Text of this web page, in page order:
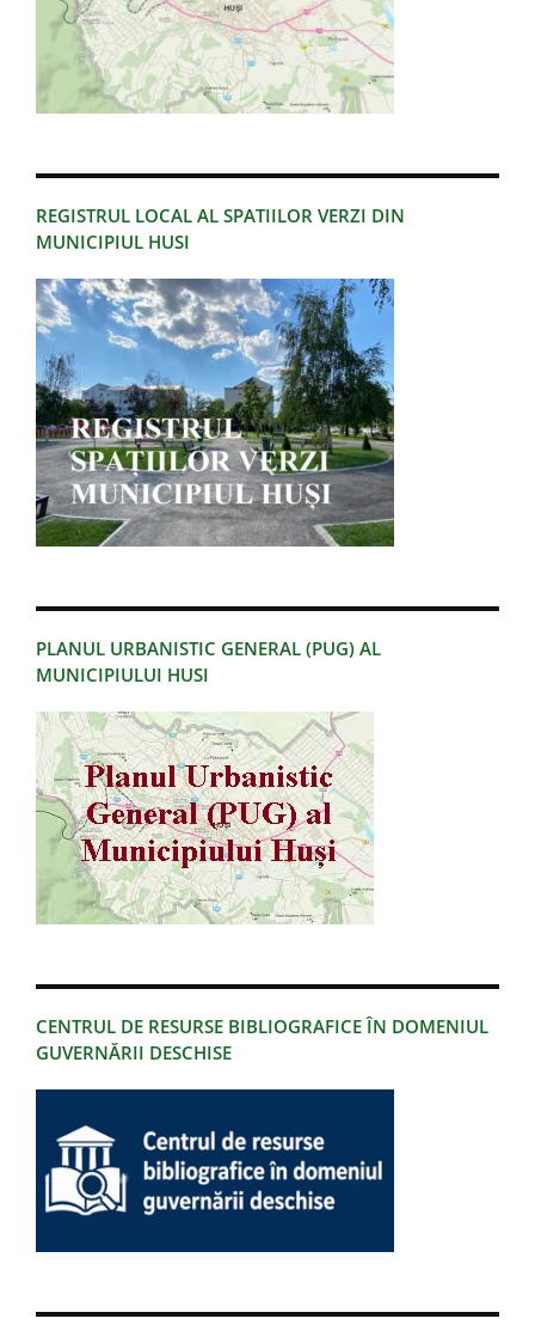
REGISTRUL LOCAL AL SPATIILOR VERZI DIN
MUNICIPIUL HUSI
PLANUL URBANISTIC GENERAL (PUG) AL
MUNICIPIULUI HUSI
CENTRUL DE RESURSE BIBLIOGRAFICE ÎN DOMENIUL
GUVERNĂRII DESCHISE